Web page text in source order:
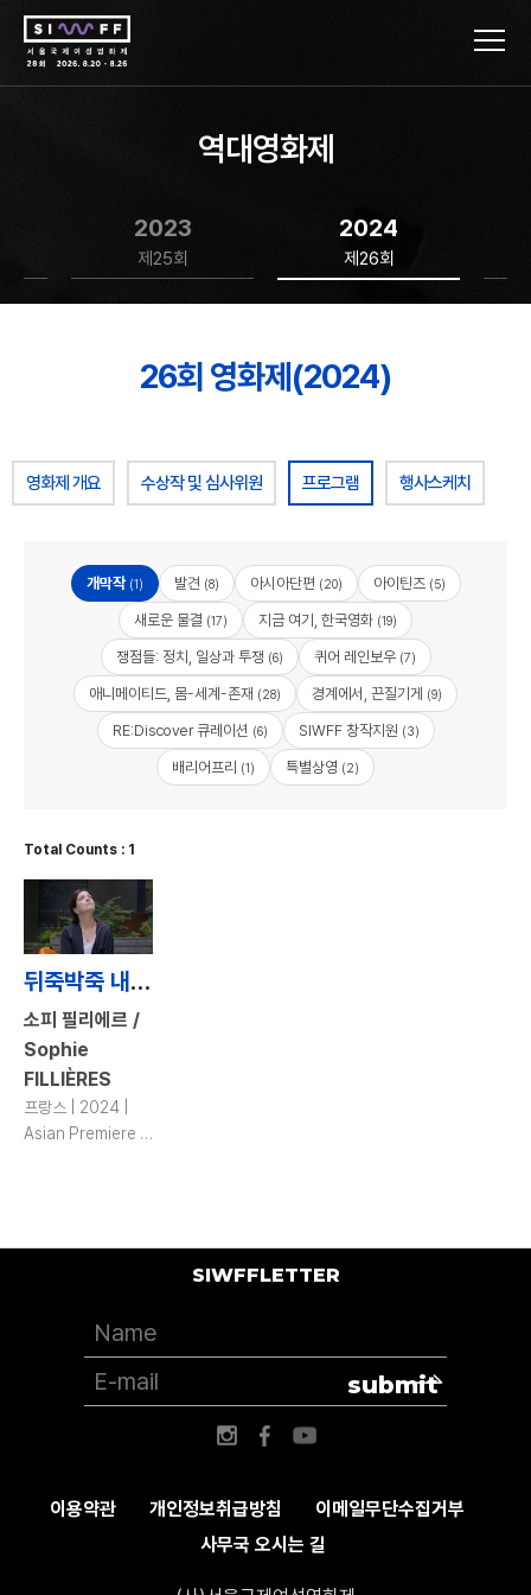
역대영화제
2023
제25회
2024
제26회
26회 영화제(2024)
영화제 개요 수상작 및 심사위원 프로그램 행사스케치
개막작(1) 발견 (8) 아시아단편 (20) 아이틴즈(5)
새로운 물결 (17) 지금 여기, 한국영화 (19)
쟁점들: 정치, 일상과 투쟁 (6) 퀴어 레인보우(7)
애니메이티드, 몸-세계-존재 (28) 경계에서, 끈질기게 (9)
RE:Discover 큐레이션 (6) SIWFF 창작지원 (3)
배리어프리 (1) 특별상영 (2)
Total Counts : 1
뒤죽박죽 내 인생 / This Life of Mine
소피 필리에르 /
Sophie
FILLIÈRES
프랑스 | 2024 |
Asian Premiere |
이용약관 개인정보취급방침
이메일무단수집거부
사무국 오시는 길
SIWFFLETTER
submit